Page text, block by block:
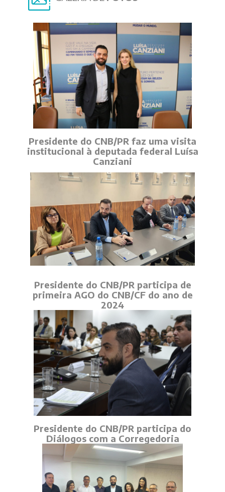
Presidente do CNB/PR faz uma visita
institucional à deputada federal Luísa
Canziani
Presidente do CNB/PR participa de
primeira AGO do CNB/CF do ano de
2024
Presidente do CNB/PR participa do
Diálogos com a Corregedoria